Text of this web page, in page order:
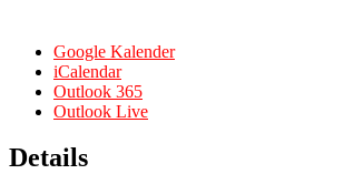
Google Kalender
iCalendar
Outlook 365
Outlook Live
Details